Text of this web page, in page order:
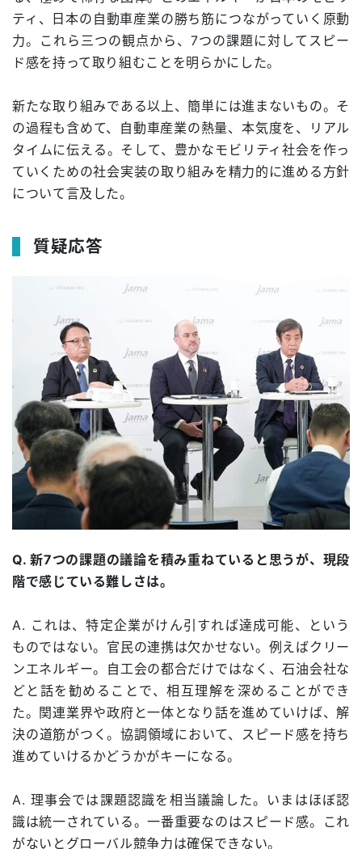
ティ、日本の自動車産業の勝ち筋につながっていく原動
力。これら三つの観点から、7つの課題に対してスピー
ド感を持って取り組むことを明らかにした。
新たな取り組みである以上、簡単には進まないもの。そ
の過程も含めて、自動車産業の熱量、本気度を、リアル
タイムに伝える。そして、豊かなモビリティ社会を作っ
ていくための社会実装の取り組みを精力的に進める方針
について言及した。
質疑応答
Q. 新7つの課題の議論を積み重ねていると思うが、現段
階で感じている難しさは。
A. これは、特定企業がけん引すれば達成可能、という
ものではない。官民の連携は欠かせない。例えばクリー
ンエネルギー。自工会の都合だけではなく、石油会社な
どと話を勧めることで、相互理解を深めることができ
た。関連業界や政府と一体となり話を進めていけば、解
決の道筋がつく。協調領域において、スピード感を持ち
進めていけるかどうかがキーになる。
A. 理事会では課題認識を相当議論した。いまはほぼ認
識は統一されている。一番重要なのはスピード感。これ
がないとグローバル競争力は確保できない。